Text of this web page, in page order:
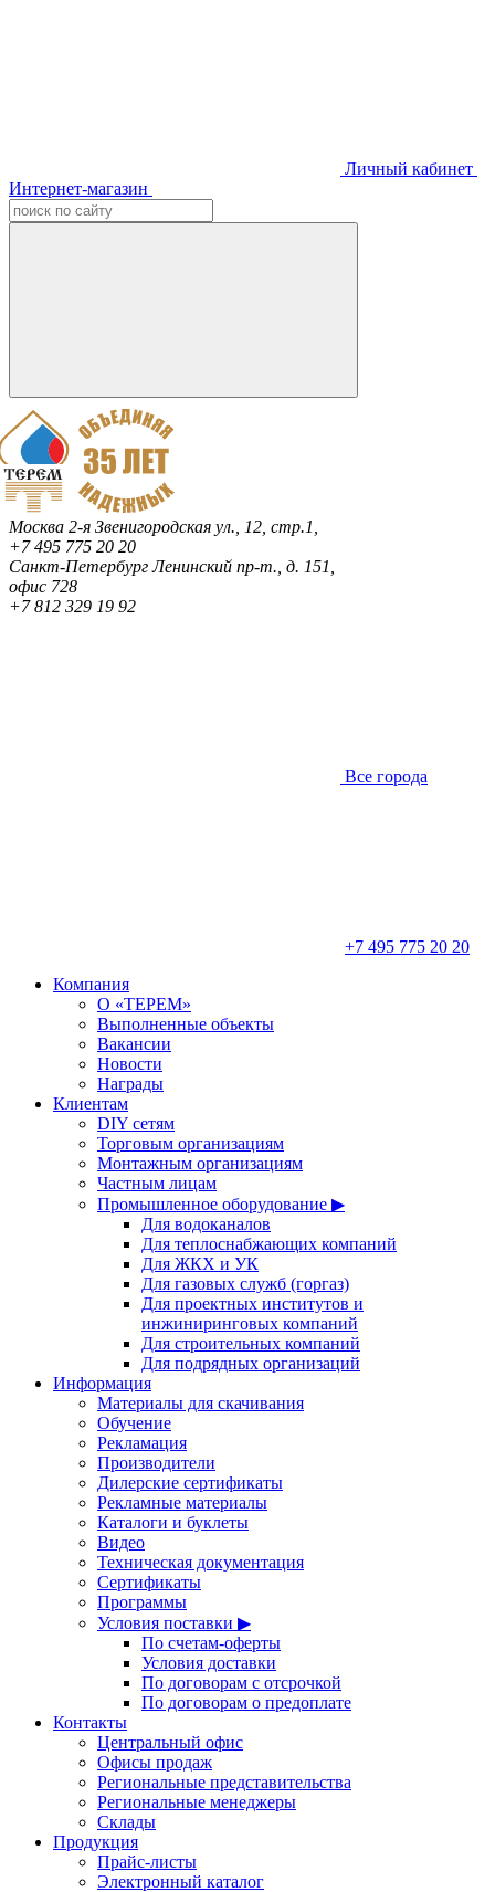
Личный кабинет
Интернет-магазин
Москва 2-я Звенигородская ул., 12, стр.1,
+7 495 775 20 20
Санкт-ПетербургЛенинский пр-т., д. 151,
офис 728
+7 812 329 19 92
Все города
+7 495 775 20 20
Компания
О «ТЕРЕМ»
Выполненные объекты
Вакансии
Новости
Награды
Клиентам
DIY сетям
Торговым организациям
Монтажным организациям
Частным лицам
Промышленное оборудование ▶
Для водоканалов
Для теплоснабжающих компаний
Для ЖКХ и УК
Для газовых служб (горгаз)
Для проектных институтов и
инжиниринговых компаний
Для строительных компаний
Для подрядных организаций
Информация
Материалы для скачивания
Обучение
Рекламация
Производители
Дилерские сертификаты
Рекламные материалы
Каталоги и буклеты
Видео
Техническая документация
Сертификаты
Программы
Условия поставки ▶
По счетам-оферты
Условия доставки
По договорам с отсрочкой
По договорам о предоплате
Контакты
Центральный офис
Офисы продаж
Региональные представительства
Региональные менеджеры
Склады
Продукция
Прайс-листы
Электронный каталог